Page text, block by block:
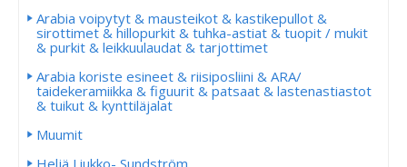
Arabia voipytyt & mausteikot & kastikepullot &
sirottimet & hillopurkit & tuhka-astiat & tuopit / mukit
& purkit & leikkuulaudat & tarjottimet
Arabia koriste esineet & riisiposliini & ARA/
taidekeramiikka & figuurit & patsaat & lastenastiastot
& tuikut & kynttiläjalat
Muumit
Heljä Liukko- Sundström